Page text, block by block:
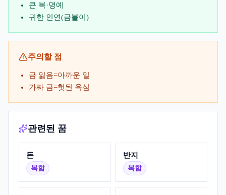
큰 복·명예
귀한 인연(금붙이)
주의할 점
금 잃음=아까운 일
가짜 금=헛된 욕심
관련된 꿈
돈
복합
반지
복합